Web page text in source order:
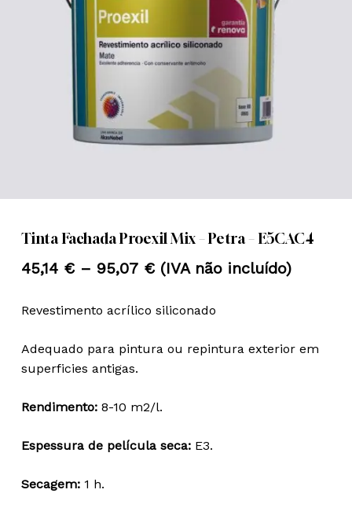
Tinta Fachada Proexil Mix – Petra – E5CAC4
45,14 € – 95,07 €Price
45,14 €
95,07 €
(IVA não incluído)
Revestimento acrílico siliconado
Adequado para pintura ou repintura exterior em
superficies antigas.
Rendimento:8-10 m2/l.
Espessura de película seca:E3.
Secagem:1 h.
Nome*
Email